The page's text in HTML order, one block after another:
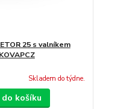
25 s valníkem
Skladem do týdne.
košíku